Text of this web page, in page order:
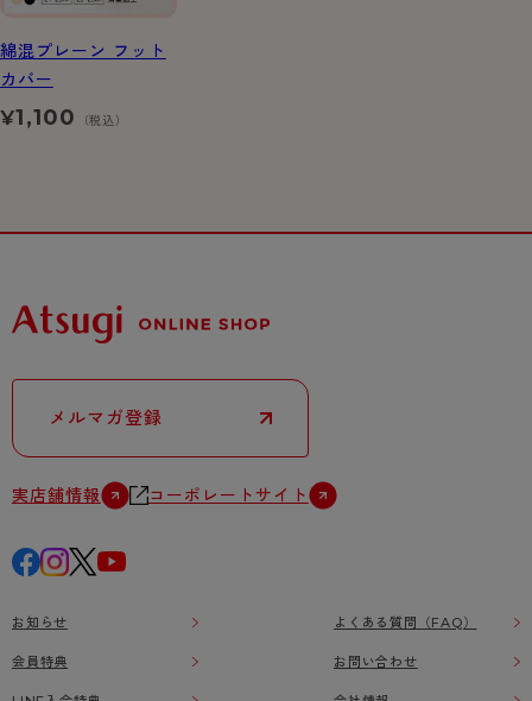
綿混プレーン フット
カバー
¥1,100 （税込）
メルマガ登録
実店舗情報 コーポレートサイト
お知らせ
会員特典
よくある質問（FAQ）
お問い合わせ